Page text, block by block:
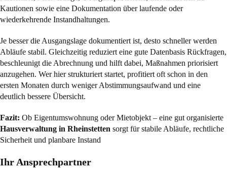
Kautionen sowie eine Dokumentation über laufende oder
wiederkehrende Instandhaltungen.
Je besser die Ausgangslage dokumentiert ist, desto schneller werden
Abläufe stabil. Gleichzeitig reduziert eine gute Datenbasis Rückfragen,
beschleunigt die Abrechnung und hilft dabei, Maßnahmen priorisiert
anzugehen. Wer hier strukturiert startet, profitiert oft schon in den
ersten Monaten durch weniger Abstimmungsaufwand und eine
deutlich bessere Übersicht.
Fazit: Ob Eigentumswohnung oder Mietobjekt – eine gut organisierte
Hausverwaltung in Rheinstetten sorgt für stabile Abläufe, rechtliche
Sicherheit und planbare Instand
Ihr Ansprechpartner